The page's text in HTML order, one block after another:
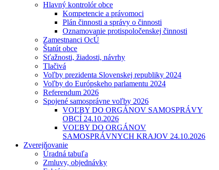
Hlavný kontrolór obce
Kompetencie a právomoci
Plán činnosti a správy o činnosti
Oznamovanie protispoločenskej činnosti
Zamestnanci OcÚ
Štatút obce
Sťažnosti, žiadosti, návrhy
Tlačivá
Voľby prezidenta Slovenskej republiky 2024
Voľby do Európskeho parlamentu 2024
Referendum 2026
Spojené samosprávne voľby 2026
VOĽBY DO ORGÁNOV SAMOSPRÁVY
OBCÍ 24.10.2026
VOĽBY DO ORGÁNOV
SAMOSPRÁVNYCH KRAJOV 24.10.2026
Zverejňovanie
Úradná tabuľa
Zmluvy, objednávky